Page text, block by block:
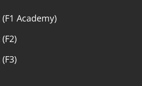
Academy)